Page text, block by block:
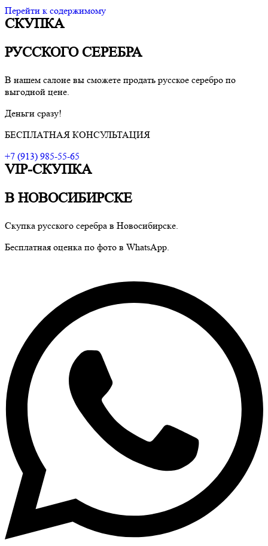
Перейти к содержимому
VIP-скупка в Новосибирске
Скупка в Новосибирске, продать ювелирные украшения
Новосибирск, скупка швейцарских часов в Новосибирске
СКУПКА
РУССКОГО СЕРЕБРА
В нашем салоне вы сможете продать русское серебро по
выгодной цене.
Деньги сразу!
БЕСПЛАТНАЯ КОНСУЛЬТАЦИЯ
+7 (913) 985-55-65
VIP-СКУПКА
В НОВОСИБИРСКЕ
Скупка русского серебра в Новосибирске.
Бесплатная оценка по фото в WhatsApp.